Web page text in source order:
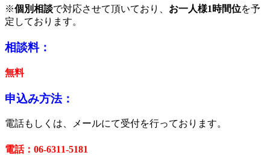
※個別相談で対応させて頂いており、 お一人様1時間位を予
定しております。
相談料：
無料
申込み方法：
電話もしくは、メールにて受付を行っております。
電話：06-6311-5181